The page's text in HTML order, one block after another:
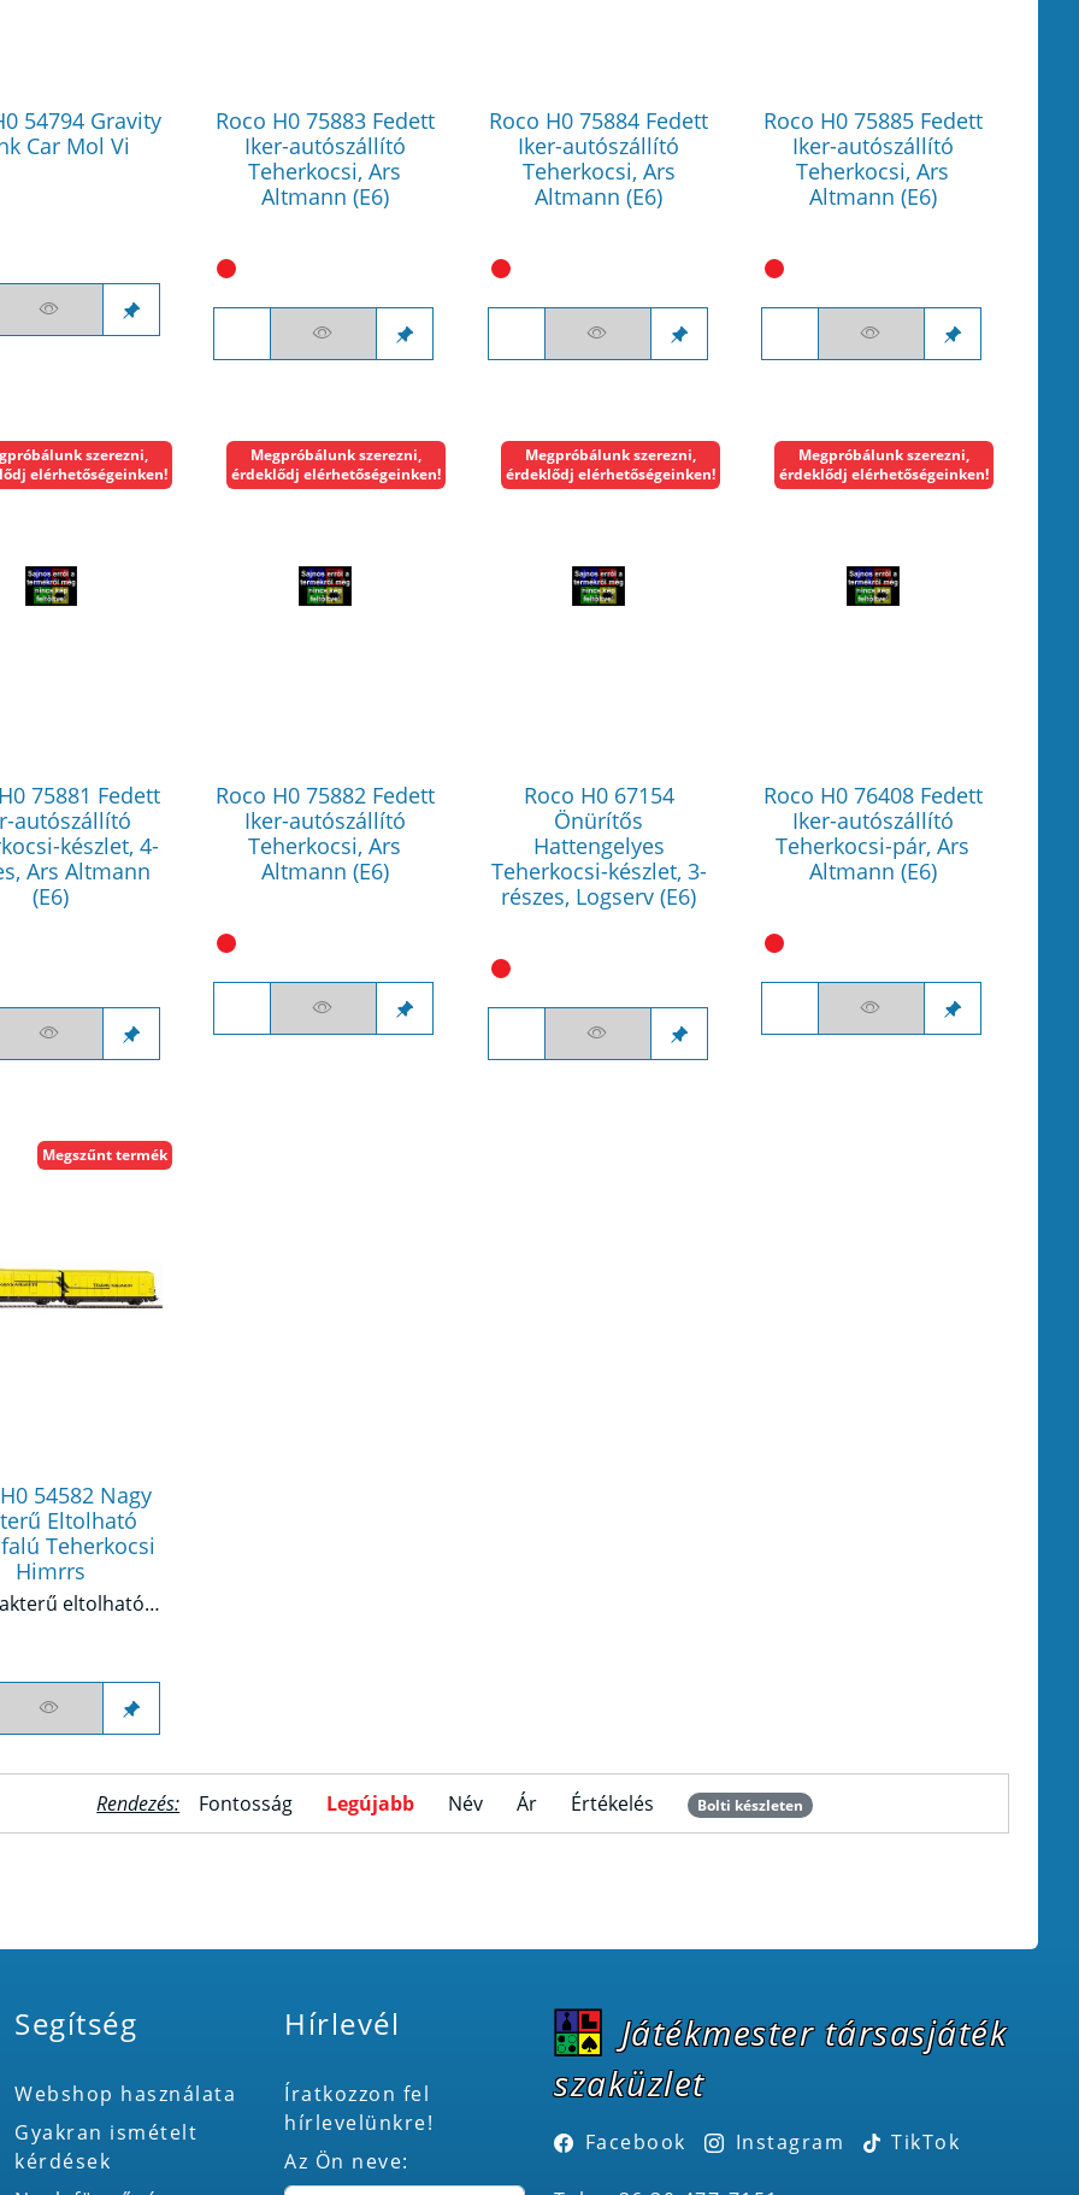
54794 Gravity
Car Mol Vi
Roco H0 75883 Fedett
Iker-autószállító
Teherkocsi, Ars
Altmann (E6)
Roco H0 75884 Fedett
Iker-autószállító
Teherkocsi, Ars
Altmann (E6)
Roco H0 75885 Fedett
Iker-autószállító
Teherkocsi, Ars
Altmann (E6)
75881 Fedett
autószállító
készlet, 4-
Ars Altmann
(E6)
szerezni,
elérhetőségeinken!
Roco H0 75882 Fedett
Iker-autószállító
Teherkocsi, Ars
Altmann (E6)
Megpróbálunk szerezni,
érdeklődj elérhetőségeinken!
Roco H0 67154
Önürítős
Hattengelyes
Teherkocsi-készlet, 3-
részes, Logserv (E6)
Megpróbálunk szerezni,
érdeklődj elérhetőségeinken!
Roco H0 76408 Fedett
Iker-autószállító
Teherkocsi-pár, Ars
Altmann (E6)
Megpróbálunk szerezni,
érdeklődj elérhetőségeinken!
54582 Nagy
Eltolható
Teherkocsi
Himrrs
Nagy rakterű eltolható oldalfalú teherkocsi Himrrs44, Transwaggon V
Megszűnt termék
Rendezés: Fontosság Legújabb Név Ár Értékelés Bolti készleten
Segítség
Webshop használata
Gyakran ismételt
kérdések
Hírlevél
Íratkozzon fel
hírlevelünkre!
Az Ön neve:
Játékmester társasjáték
szaküzlet
Facebook Instagram TikTok